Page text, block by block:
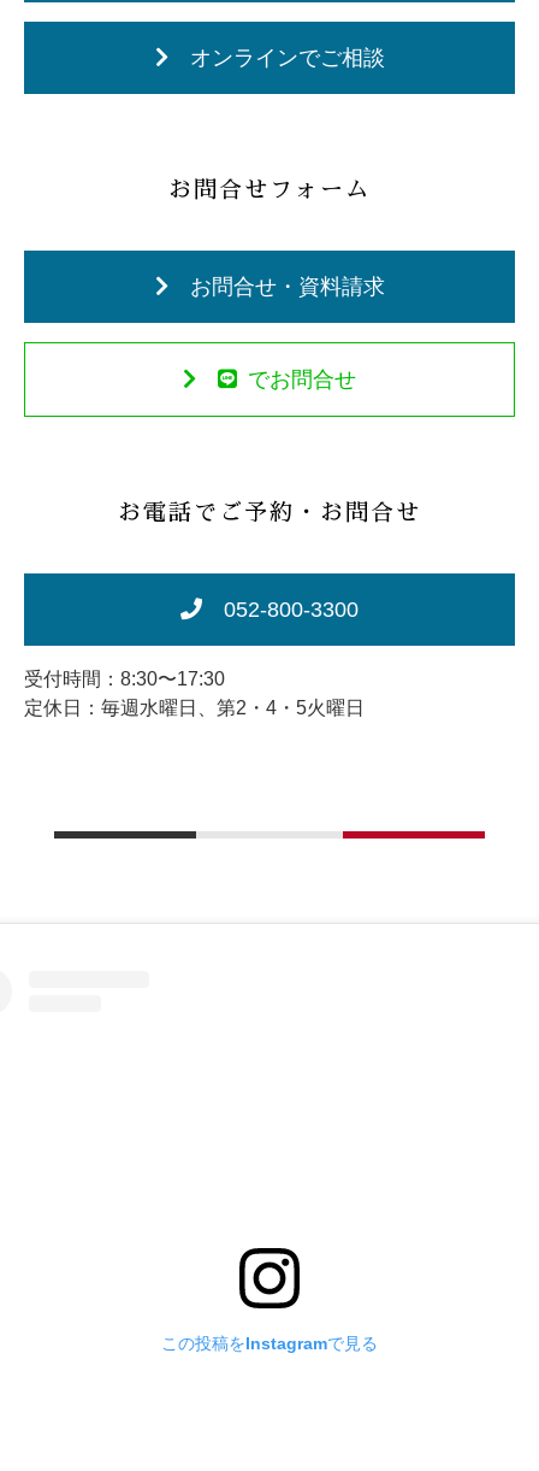
オンラインでご相談
お問合せフォーム
お問合せ・資料請求
でお問合せ
お電話でご予約・お問合せ
052-800-3300
受付時間：8:30〜17:30
定休日：毎週水曜日、第2・4・5火曜日
この投稿をInstagramで見る